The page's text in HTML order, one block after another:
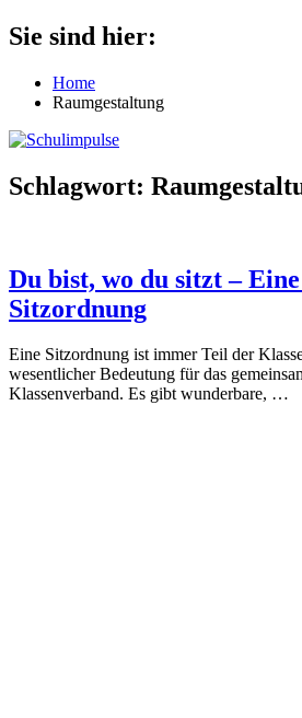
Zum
Inhalt
Schulimpulse
für
Grundschule
Sie sind hier:
Home
Raumgestaltung
Schlagwort:
Du bist, wo du sitzt –
Sitzordnung
Eine Sitzordnung ist immer Teil der
wesentlicher Bedeutung für das
Klassenverband. Es gibt wunderbare, …